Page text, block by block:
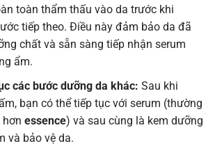
toàn thẩm thấu vào da trước khi
tiếp theo. Điều này đảm bảo da đã
chất và sẵn sàng tiếp nhận serum
ẩm.
các bước dưỡng da khác: Sau khi
bạn có thể tiếp tục với serum (thường
hơn essence) và sau cùng là kem dưỡng
và bảo vệ da.